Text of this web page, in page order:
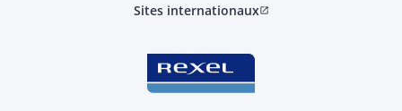
Sites internationauxopen_in_new